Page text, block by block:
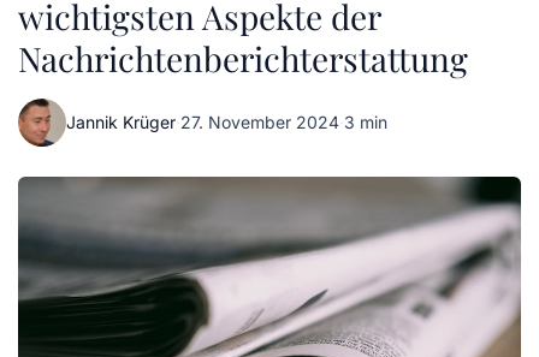
wichtigsten Aspekte der
Nachrichtenberichterstattung
Jannik Krüger·27. November 2024·3 min